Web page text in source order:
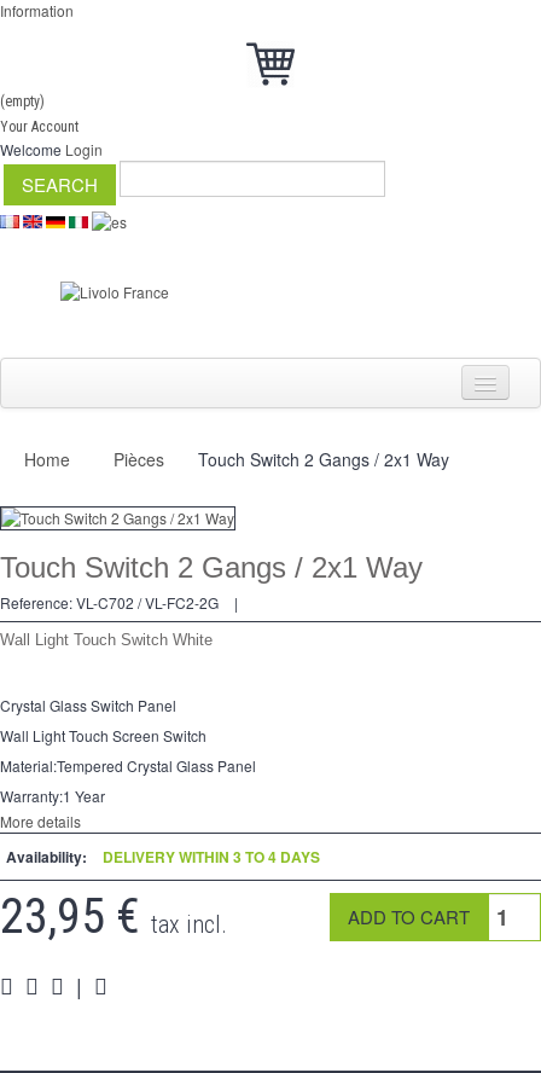
Information
(empty)
Your Account
Welcome Login
Switch
Dimmer
2 Ways
Accessories
Pièces
Media
Espace PRO
Home Pièces Touch Switch 2 Gangs / 2x1 Way
Touch Switch 2 Gangs / 2x1 Way
Reference:VL-C702 / VL-FC2-2G |
Wall Light Touch Switch White
Crystal Glass Switch Panel
Wall Light Touch Screen Switch
Material:Tempered Crystal Glass Panel
Warranty:1 Year
More details
Availability: DELIVERY WITHIN 3 TO 4 DAYS
23,95 € tax incl.
|